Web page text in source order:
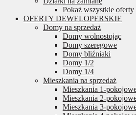
Pokaż wszystkie oferty
OFERTY DEWELOPERSKIE
Domy na sprzedaż
Domy wolnostojąc
Domy szeregowe
Domy bliźniaki
Domy 1/2
Domy 1/4
Mieszkania na sprzedaż
Mieszkania 1-
Mieszkania 2-
Mieszkania 3-